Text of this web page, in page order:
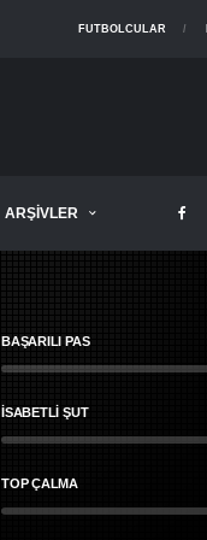
FUTBOLCULAR
ARŞIVLER
BAŞARILI PAS
İSABETLI ŞUT
TOP ÇALMA